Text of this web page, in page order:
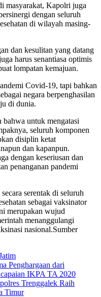
masyarakat, Kapolri juga
dengan seluruh
di wilayah masing-
dan kesulitan yang datang
harus senantiasa optimis
lompatan kemajuan.
Covid-19, tapi bahkan
negara berpenghasilan
di dunia.
bahwa untuk mengatasi
seluruh komponen
disiplin ketat
dan kapanpun.
dengan keseriusan dan
penanganan pandemi
serentak di seluruh
sebagai vaksinator
merupakan wujud
menanggulangi
nasional.Sumber
Penghargaan dari
IKPA TA 2020
Trenggalek Raih
Timur